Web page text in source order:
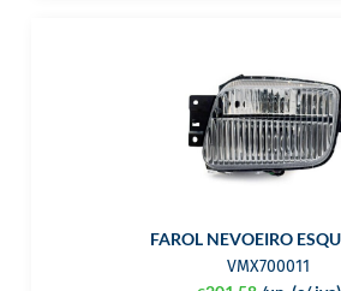
FAROL NEVOEIRO
VMX700011